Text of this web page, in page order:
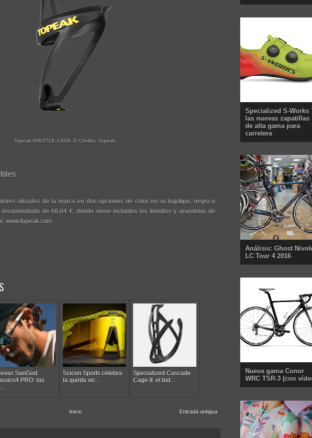
Topeak SHUTTLE CAGE Z/ Crédito: Topeak
oficiales de la marca en dos opciones de color en su logotipo, negro o
de 66,04 €, donde viene incluidos los tornillos y arandelas de
www.topeak.com
SunGod
PRO: las
Scicon Sports celebra
la quinta vic...
Specialized Cascade
Cage II: el bid...
Entrada antigua
Inicio
Specialized S-Works
las nuevas zapatillas
de alta gama para
carretera
Análisis: Ghost
LC Tour 4 2016
Nueva gama Conor
WRC TSR-3 (con